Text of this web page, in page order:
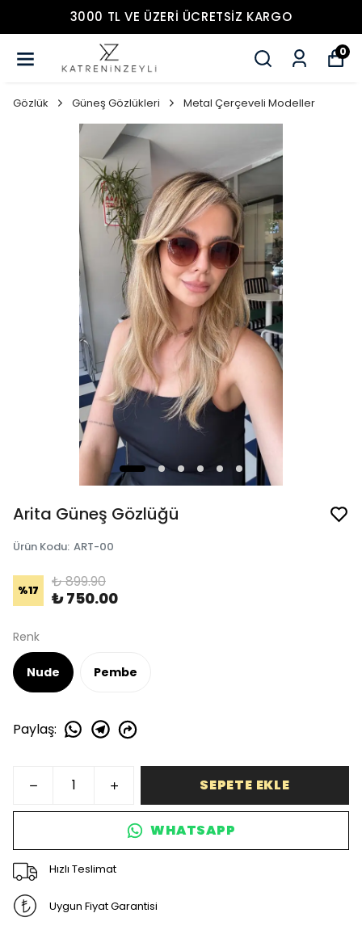
3000 TL VE ÜZERİ ÜCRETSİZ KARGO
0
Gözlük Güneş Gözlükleri Metal Çerçeveli Modeller
Arita Güneş Gözlüğü
Ürün Kodu: ART-00
%17 ₺ 899.90
₺ 750.00
Renk
Nude Pembe
Paylaş:
SEPETE EKLE
WHATSAPP
Hızlı Teslimat
Uygun Fiyat Garantisi